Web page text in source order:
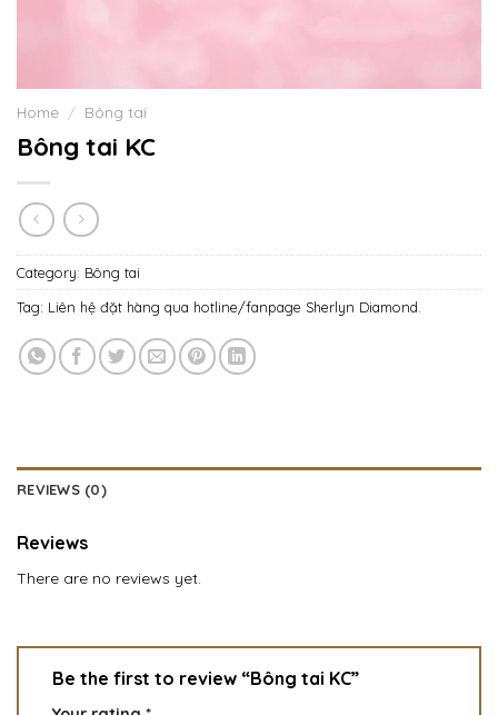
Home / Bông tai
Bông tai KC
Category: Bông tai
Tag: Liên hệ đặt hàng qua hotline/fanpage Sherlyn Diamond.
REVIEWS (0)
Reviews
There are no reviews yet.
Be the first to review “Bông tai KC”